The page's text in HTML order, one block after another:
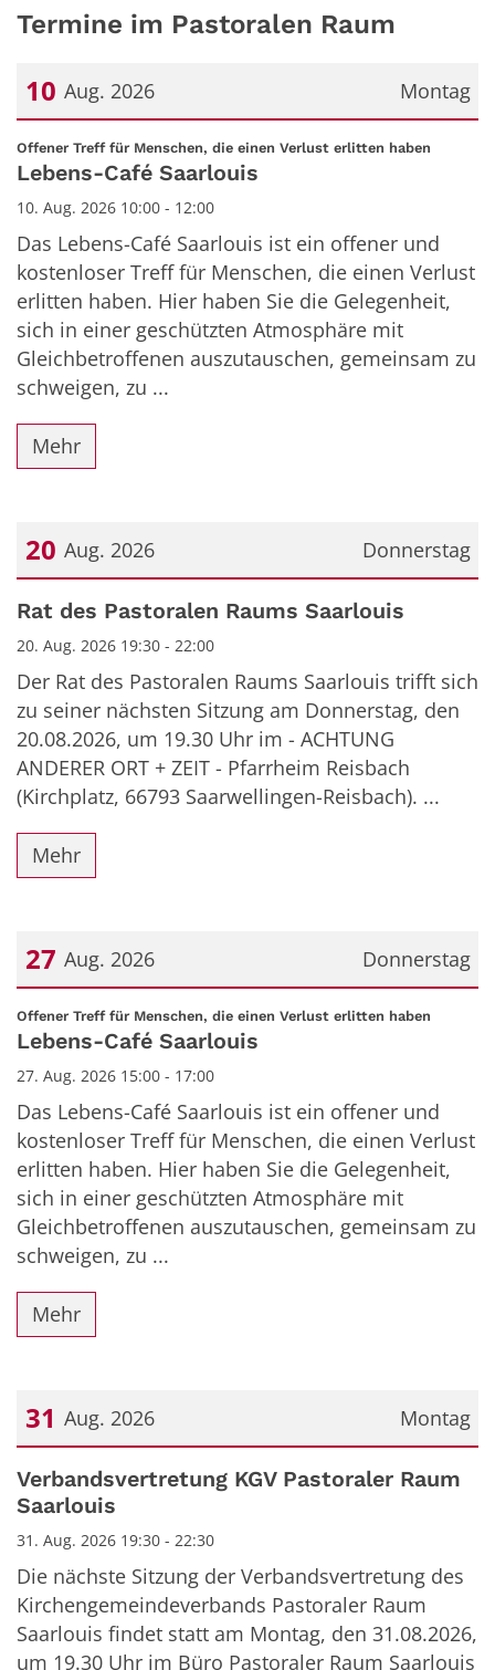
Termine im Pastoralen Raum
Montag
10 Aug. 2026
Datum: 10. August 2026
Offener Treff für Menschen, die einen Verlust erlitten haben
Lebens-Café Saarlouis
10. Aug. 2026 10:00 - 12:00
Das Lebens-Café Saarlouis ist ein offener und
kostenloser Treff für Menschen, die einen Verlust
erlitten haben. Hier haben Sie die Gelegenheit,
sich in einer geschützten Atmosphäre mit
Gleichbetroffenen auszutauschen, gemeinsam zu
schweigen, zu ...
Mehr
Donnerstag
20 Aug. 2026
Datum: 20. August 2026
Rat des Pastoralen Raums Saarlouis
20. Aug. 2026 19:30 - 22:00
Der Rat des Pastoralen Raums Saarlouis trifft sich
zu seiner nächsten Sitzung am Donnerstag, den
20.08.2026, um 19.30 Uhr im - ACHTUNG
ANDERER ORT + ZEIT - Pfarrheim Reisbach
(Kirchplatz, 66793 Saarwellingen-Reisbach). ...
Mehr
Donnerstag
27 Aug. 2026
Datum: 27. August 2026
Offener Treff für Menschen, die einen Verlust erlitten haben
Lebens-Café Saarlouis
27. Aug. 2026 15:00 - 17:00
Das Lebens-Café Saarlouis ist ein offener und
kostenloser Treff für Menschen, die einen Verlust
erlitten haben. Hier haben Sie die Gelegenheit,
sich in einer geschützten Atmosphäre mit
Gleichbetroffenen auszutauschen, gemeinsam zu
schweigen, zu ...
Mehr
Montag
31 Aug. 2026
Datum: 31. August 2026
Verbandsvertretung KGV Pastoraler Raum
Saarlouis
31. Aug. 2026 19:30 - 22:30
Die nächste Sitzung der Verbandsvertretung des
Kirchengemeindeverbands Pastoraler Raum
Saarlouis findet statt am Montag, den 31.08.2026,
um 19.30 Uhr im Büro Pastoraler Raum Saarlouis